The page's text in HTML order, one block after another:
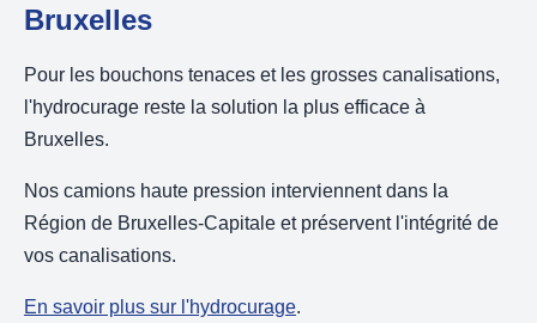
Bruxelles
Pour les bouchons tenaces et les grosses canalisations,
l'hydrocurage reste la solution la plus efficace à
Bruxelles.
Nos camions haute pression interviennent dans la
Région de Bruxelles-Capitale et préservent l'intégrité de
vos canalisations.
En savoir plus sur l'hydrocurage.